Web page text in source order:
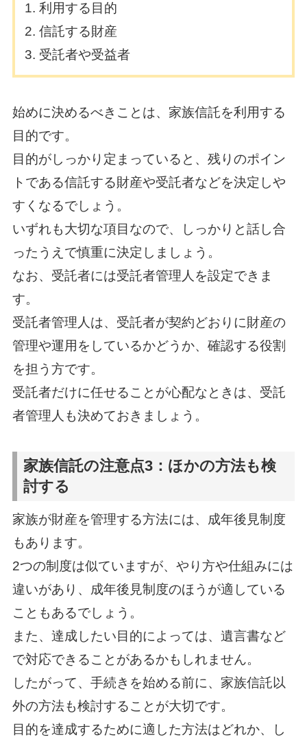
利用する目的
信託する財産
受託者や受益者
始めに決めるべきことは、家族信託を利用する
目的です。
目的がしっかり定まっていると、残りのポイン
トである信託する財産や受託者などを決定しや
すくなるでしょう。
いずれも大切な項目なので、しっかりと話し合
ったうえで慎重に決定しましょう。
なお、受託者には受託者管理人を設定できま
す。
受託者管理人は、受託者が契約どおりに財産の
管理や運用をしているかどうか、確認する役割
を担う方です。
受託者だけに任せることが心配なときは、受託
者管理人も決めておきましょう。
家族信託の注意点3：ほかの方法も検
討する
家族が財産を管理する方法には、成年後見制度
もあります。
2つの制度は似ていますが、やり方や仕組みには
違いがあり、成年後見制度のほうが適している
こともあるでしょう。
また、達成したい目的によっては、遺言書など
で対応できることがあるかもしれません。
したがって、手続きを始める前に、家族信託以
外の方法も検討することが大切です。
目的を達成するために適した方法はどれか、し